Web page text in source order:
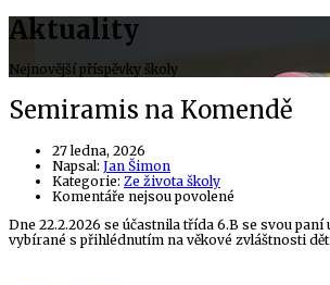
Aktuality
Nejnovější příspěvky školy
Semiramis na Komendě
27 ledna, 2026
Napsal: Author
Jan Šimon
Kategorie: Ze života školy
Komentáře nejsou povolené
s
názvem
Dne 22.2.2026 se účastnila třída 6.B se svou
vybírané s přihlédnutím na věkové zvláštnosti